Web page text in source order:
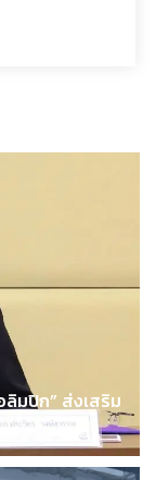
มปิก” ส่งเสริม